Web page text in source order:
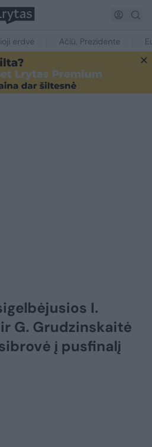
erdvė Ačiū, Prezidente
I.
G. Grudzinskaitė
į pusfinalį